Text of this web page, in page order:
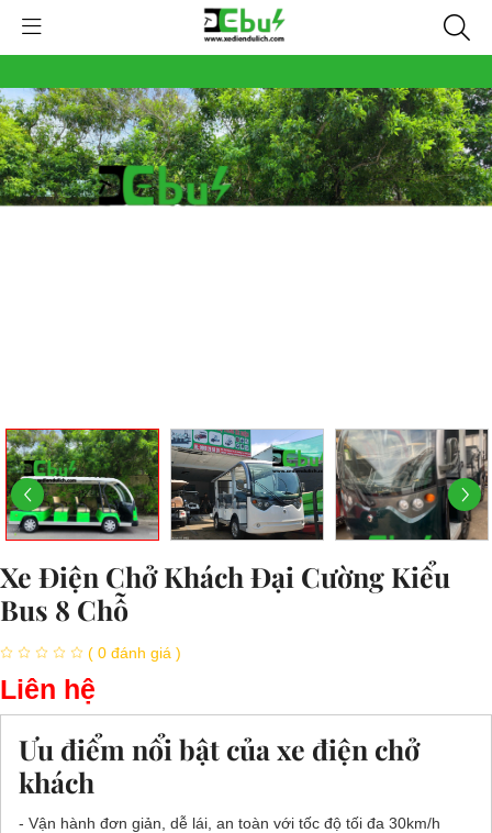
Xe Điện Chở Khách Đại Cường Kiểu
Bus 8 Chỗ
( 0 đánh giá )
Liên hệ
Ưu điểm nổi bật của xe điện chở
khách
- Vận hành đơn giản, dễ lái, an toàn với tốc độ tối đa 30km/h